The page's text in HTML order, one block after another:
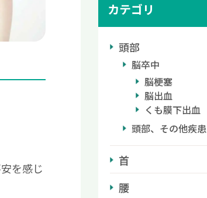
を感じ
カテゴリ
頭部
脳卒中
脳梗塞
脳出血
くも膜下出血
頭部、その他疾患
首
腰